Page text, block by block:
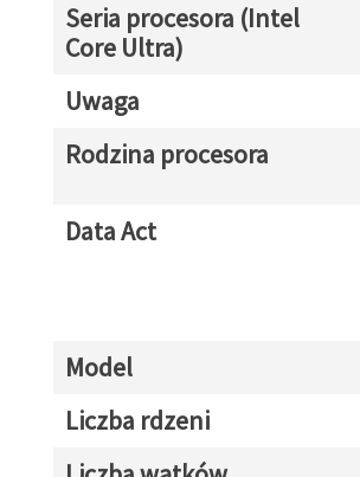
Seria procesora (Intel
Core Ultra)
Uwaga
Rodzina procesora
Data Act
Model
Liczba rdzeni